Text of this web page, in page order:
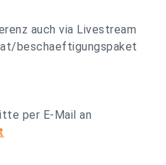
auch via Livestream
beschaeftigungspaket
per E-Mail an